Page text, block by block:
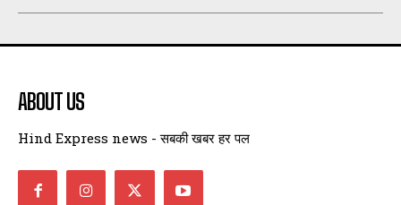
ABOUT US
Hind Express news - सबकी खबर हर पल